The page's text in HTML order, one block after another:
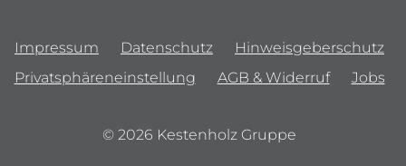
Impressum Datenschutz
Hinweisgeberschutz
Privatsphäreneinstellung
AGB & Widerruf Jobs
© 2026 Kestenholz Gruppe